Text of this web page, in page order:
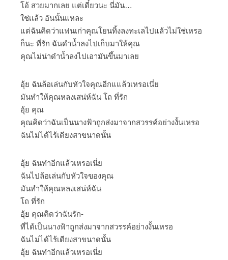
โอ้ สวยมากเลย แต่เดี๋ยวนะ นี่มัน…
ใช่เเล้ว อันนั้นแหละ
แต่ฉันคิดว่าแฟนเก่าคุณโยนทิ้งลงทะเลไปแล้วไม่ใช่เหรอ
ก็นะ ที่รัก ฉันดำน้ำลงไปเก็บมาให้คุณ
คุณไม่น่าดำน้ำลงไปเอามันขึ้นมาเลย
อุ้ย ฉันล้อเล่นกับหัวใจคุณอีกแแล้วเหรอเนี่ย
มันทำให้คุณหลงเสน่ห์ฉัน โถ ที่รัก
อุ้ย คุณ
คุณคิดว่าฉันเป็นนางฟ้าถูกส่งมาจากสวรรค์อย่างงั้นเหรอ
ฉันไม่ได้ไร้เดียงสาขนาดนั้น
อุ้ย ฉันทำอีกแล้วเหรอเนี่ย
ฉันไปล้อเล่นกับหัวใจของคุณ
มันทำให้คุณหลงเสน่ห์ฉัน
โถ ที่รัก
อุ้ย คุณคิดว่าฉันรัก-
ที่ได้เป็นนางฟ้าถูกส่งมาจากสวรรค์อย่างงั้นเหรอ
ฉันไม่ได้ไร้เดียงสาขนาดนั้น
อุ้ย ฉันทำอีกแล้วเหรอเนี่ย